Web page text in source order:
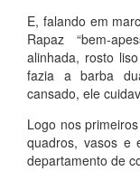
E, falando em
Rapaz “bem-
alinhada, rosto
fazia a barba
cansado, ele
Logo nos
quadros, vasos e
departamento de